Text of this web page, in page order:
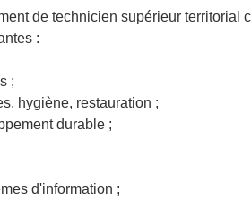
de technicien supérieur territorial
:
;
hygiène, restauration ;
durable ;
d'information ;